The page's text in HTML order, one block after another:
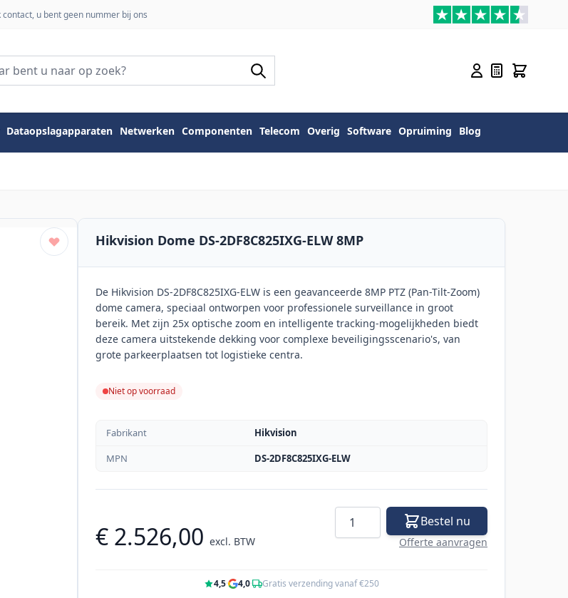
contact, u bent geen nummer bij ons
Dataopslagapparaten Netwerken Componenten Telecom Overig Software Opruiming Blog
Hikvision Dome DS-2DF8C825IXG-ELW 8MP
De Hikvision DS-2DF8C825IXG-ELW is een geavanceerde 8MP PTZ (Pan-Tilt-Zoom)
dome camera, speciaal ontworpen voor professionele surveillance in groot
bereik. Met zijn 25x optische zoom en intelligente tracking-mogelijkheden biedt
deze camera uitstekende dekking voor complexe beveiligingsscenario's, van
grote parkeerplaatsen tot logistieke centra.
Niet op voorraad
Fabrikant
Hikvision
MPN
DS-2DF8C825IXG-ELW
€ 2.526,00 excl. BTW
Aantal Bestel nu
Offerte aanvragen
4,5· 4,0· Gratis verzending vanaf €250